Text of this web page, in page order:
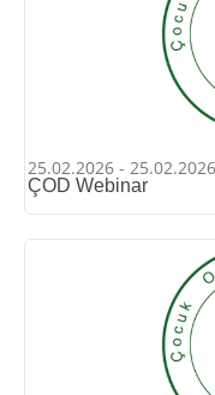
25.02.2026 - 25.02.2026
ÇOD Webinar